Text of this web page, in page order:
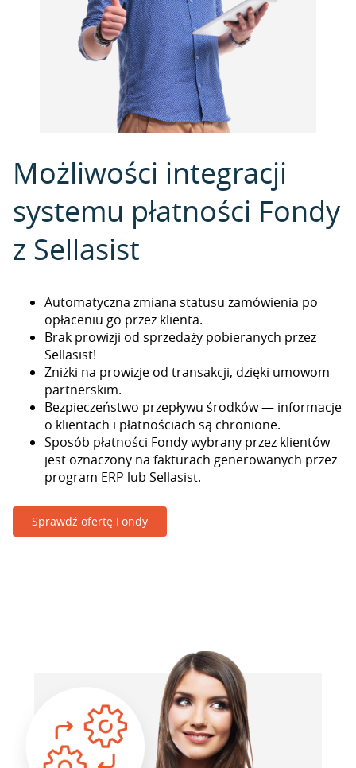
Możliwości integracji
systemu płatności Fondy
z Sellasist
Automatyczna zmiana statusu zamówienia po
opłaceniu go przez klienta.
Brak prowizji od sprzedaży pobieranych przez
Sellasist!
Zniżki na prowizje od transakcji, dzięki umowom
partnerskim.
Bezpieczeństwo przepływu środków — informacje
o klientach i płatnościach są chronione.
Sposób płatności Fondy wybrany przez klientów
jest oznaczony na fakturach generowanych przez
program ERP lub Sellasist.
Sprawdź ofertę Fondy